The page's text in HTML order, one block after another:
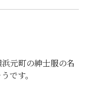
元町の紳士服の名
です。